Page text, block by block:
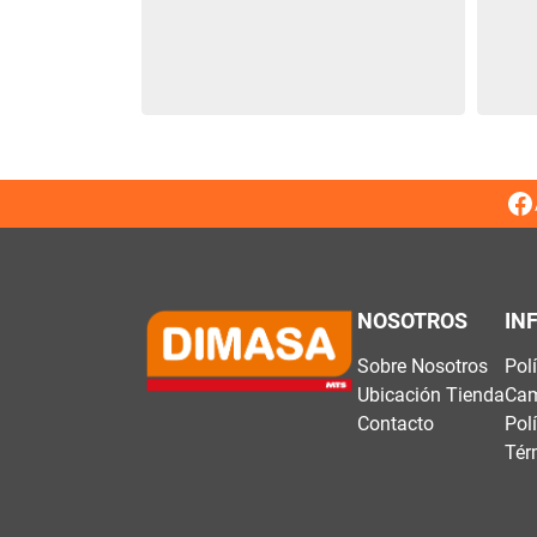
NOSOTROS
Sobre Nosotros
Ubicación Tienda
Contacto